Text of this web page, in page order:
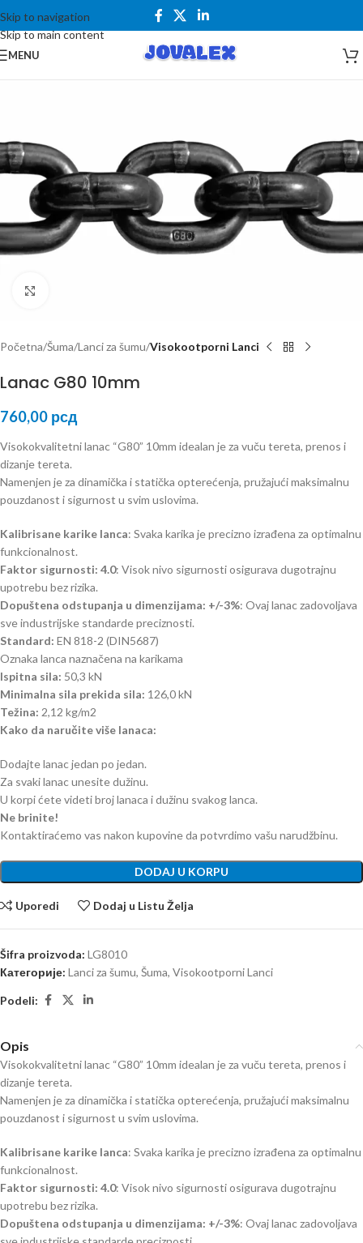
Skip to navigation
Skip to main content
MENU
Početna Šuma Lanci za šumu Visokootporni Lanci
Lanac G80 10mm
760,00 рсд
Visokokvalitetni lanac “G80” 10mm idealan je za vuču tereta, prenos i
dizanje tereta.
Namenjen je za dinamička i statička opterećenja, pružajući maksimalnu
pouzdanost i sigurnost u svim uslovima.
Kalibrisane karike lanca: Svaka karika je precizno izrađena za optimalnu
funkcionalnost.
Faktor sigurnosti: 4.0: Visok nivo sigurnosti osigurava dugotrajnu
upotrebu bez rizika.
Dopuštena odstupanja u dimenzijama: +/-3%: Ovaj lanac zadovoljava
sve industrijske standarde preciznosti.
Standard: EN 818-2 (DIN5687)
Oznaka lanca naznačena na karikama
Ispitna sila: 50,3 kN
Minimalna sila prekida sila: 126,0 kN
Težina: 2,12 kg/m2
Kako da naručite više lanaca:
Dodajte lanac jedan po jedan.
Za svaki lanac unesite dužinu.
U korpi ćete videti broj lanaca i dužinu svakog lanca.
Ne brinite!
Kontaktiraćemo vas nakon kupovine da potvrdimo vašu narudžbinu.
DODAJ U KORPU
Uporedi Dodaj u Listu Želja
Šifra proizvoda: LG8010
Категорије: Lanci za šumu, Šuma, Visokootporni Lanci
Podeli:
Opis
Visokokvalitetni lanac “G80” 10mm idealan je za vuču tereta, prenos i
dizanje tereta.
Namenjen je za dinamička i statička opterećenja, pružajući maksimalnu
pouzdanost i sigurnost u svim uslovima.
Kalibrisane karike lanca: Svaka karika je precizno izrađena za optimalnu
funkcionalnost.
Faktor sigurnosti: 4.0: Visok nivo sigurnosti osigurava dugotrajnu
upotrebu bez rizika.
Dopuštena odstupanja u dimenzijama: +/-3%: Ovaj lanac zadovoljava